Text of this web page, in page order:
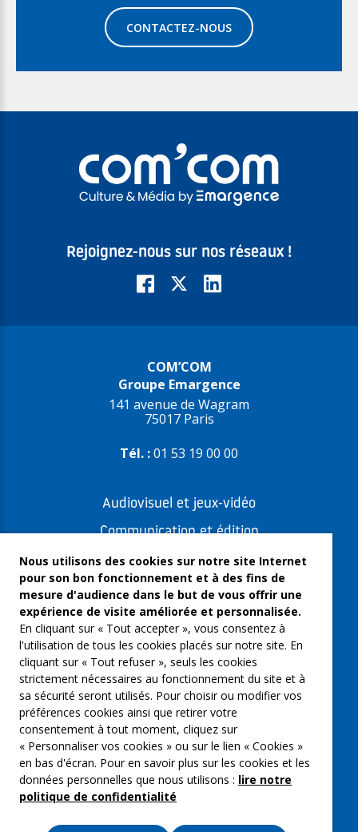
CONTACTEZ-NOUS
Rejoignez-nous sur nos réseaux !
COM’COM
Groupe Emargence
141 avenue de Wagram
75017 Paris
Tél. :01 53 19 00 00
Audiovisuel et jeux-vidéo
Communication et édition
Freelances et artistes-auteurs
Musique et spectacles
Qui sommes-nous ?
Groupe Emargence
C’moi le chef
Actualités
Contactez nous
Mentions légales
Gestion des cookies
Nous utilisons des cookies sur notre site Internet
pour son bon fonctionnement et à des fins de
mesure d'audience dans le but de vous offrir une
expérience de visite améliorée et personnalisée.
En cliquant sur « Tout accepter », vous consentez à
l'utilisation de tous les cookies placés sur notre site. En
cliquant sur « Tout refuser », seuls les cookies
strictement nécessaires au fonctionnement du site et à
sa sécurité seront utilisés. Pour choisir ou modifier vos
préférences cookies ainsi que retirer votre
consentement à tout moment, cliquez sur
« Personnaliser vos cookies » ou sur le lien « Cookies »
en bas d'écran. Pour en savoir plus sur les cookies et les
données personnelles que nous utilisons : lire notre
politique de confidentialité